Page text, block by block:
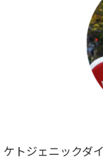
ケトジェニックダ